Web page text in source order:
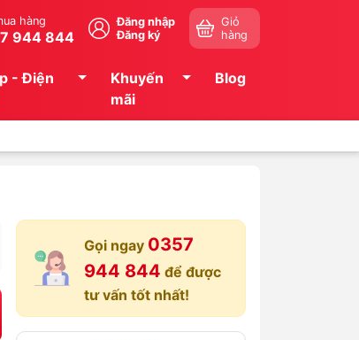
hàng
944 844
Đăng nhập
Đăng ký
Giỏ
hàng
- Điện
Khuyến
mãi
Blog
Gọi ngay 0357
944 844 để được
tư vấn tốt nhất!